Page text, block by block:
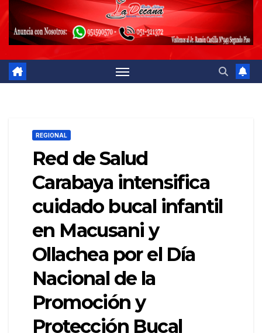
REGIONAL
Red de Salud
Carabaya intensifica
cuidado bucal infantil
en Macusani y
Ollachea por el Día
Nacional de la
Promoción y
Protección Bucal